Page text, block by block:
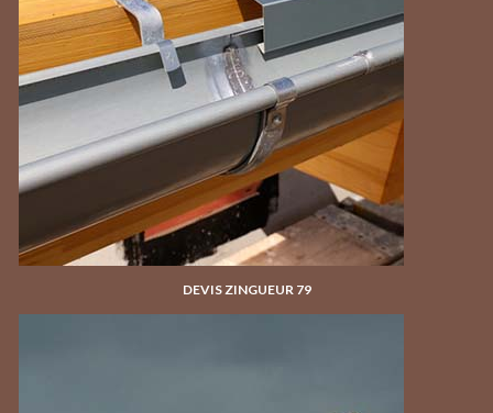
DEVIS ZINGUEUR 79